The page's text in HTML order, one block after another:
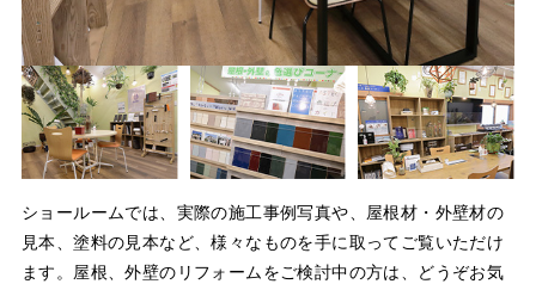
ショールームでは、実際の施工事例写真や、屋根材・外壁材の
見本、塗料の見本など、様々なものを手に取ってご覧いただけ
ます。屋根、外壁のリフォームをご検討中の方は、どうぞお気